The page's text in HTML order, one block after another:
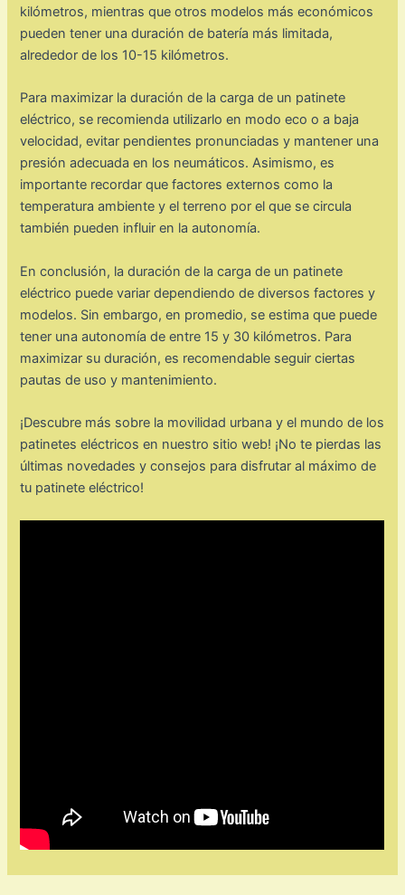
kilómetros, mientras que otros modelos más económicos
pueden tener una duración de batería más limitada,
alrededor de los 10-15 kilómetros.
Para maximizar la duración de la carga de un patinete
eléctrico, se recomienda utilizarlo en modo eco o a baja
velocidad, evitar pendientes pronunciadas y mantener una
presión adecuada en los neumáticos. Asimismo, es
importante recordar que factores externos como la
temperatura ambiente y el terreno por el que se circula
también pueden influir en la autonomía.
En conclusión, la duración de la carga de un patinete
eléctrico puede variar dependiendo de diversos factores y
modelos. Sin embargo, en promedio, se estima que puede
tener una autonomía de entre 15 y 30 kilómetros. Para
maximizar su duración, es recomendable seguir ciertas
pautas de uso y mantenimiento.
¡Descubre más sobre la movilidad urbana y el mundo de los
patinetes eléctricos en nuestro sitio web! ¡No te pierdas las
últimas novedades y consejos para disfrutar al máximo de
tu patinete eléctrico!